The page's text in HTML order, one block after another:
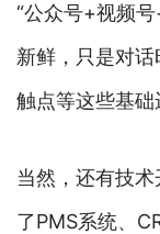
“公众号+视频
新鲜，只是对
触点等这些基础
当然，还有技
了PMS系统、